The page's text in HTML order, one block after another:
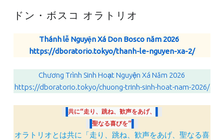
ドン・ボスコ オラトリオ
Thánh lễ Nguyện Xá Don Bosco năm 2026
https://dboratorio.tokyo/thanh-le-nguyen-xa-2/
Chương Trình Sinh Hoạt Nguyện Xá Năm 2026
https://dboratorio.tokyo/chuong-trinh-sinh-hoat-nam-2026/
共に“走り、跳ね、歓声をあげ、
聖なる喜びを”
オラトリオとは共に「走り、跳ね、歓声をあげ、聖なる喜